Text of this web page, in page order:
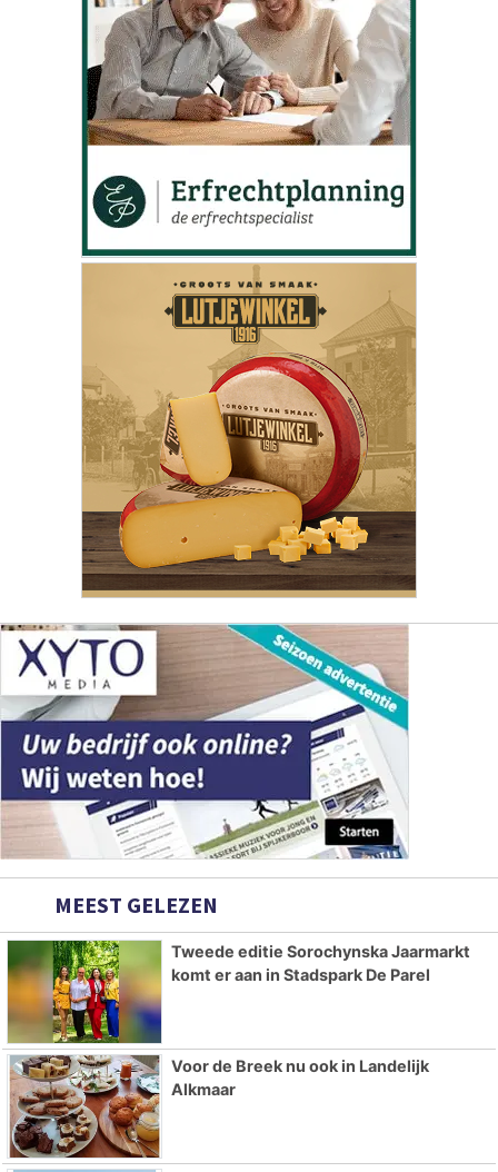
MEEST GELEZEN
Tweede editie Sorochynska Jaarmarkt
komt er aan in Stadspark De Parel
Voor de Breek nu ook in Landelijk
Alkmaar